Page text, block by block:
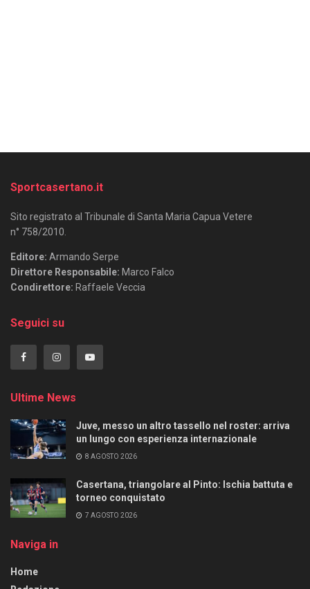
Sportcasertano.it
Sito registrato al Tribunale di Santa Maria Capua Vetere
n° 758/2010.
Editore: Armando Serpe
Direttore Responsabile: Marco Falco
Condirettore: Raffaele Veccia
Seguici su
Ultime News
Juve, messo un altro tassello nel roster: arriva
un lungo con esperienza internazionale
8 AGOSTO 2026
Casertana, triangolare al Pinto: Ischia battuta e
torneo conquistato
7 AGOSTO 2026
Naviga in
Home